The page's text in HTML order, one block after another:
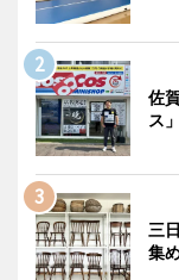
佐
ス
三
集